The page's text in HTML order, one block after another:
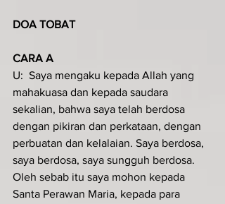
DOA TOBAT
CARA A
U:  Saya mengaku kepada Allah yang
mahakuasa dan kepada saudara
sekalian, bahwa saya telah berdosa
dengan pikiran dan perkataan, dengan
perbuatan dan kelalaian. Saya berdosa,
saya berdosa, saya sungguh berdosa.
Oleh sebab itu saya mohon kepada
Santa Perawan Maria, kepada para